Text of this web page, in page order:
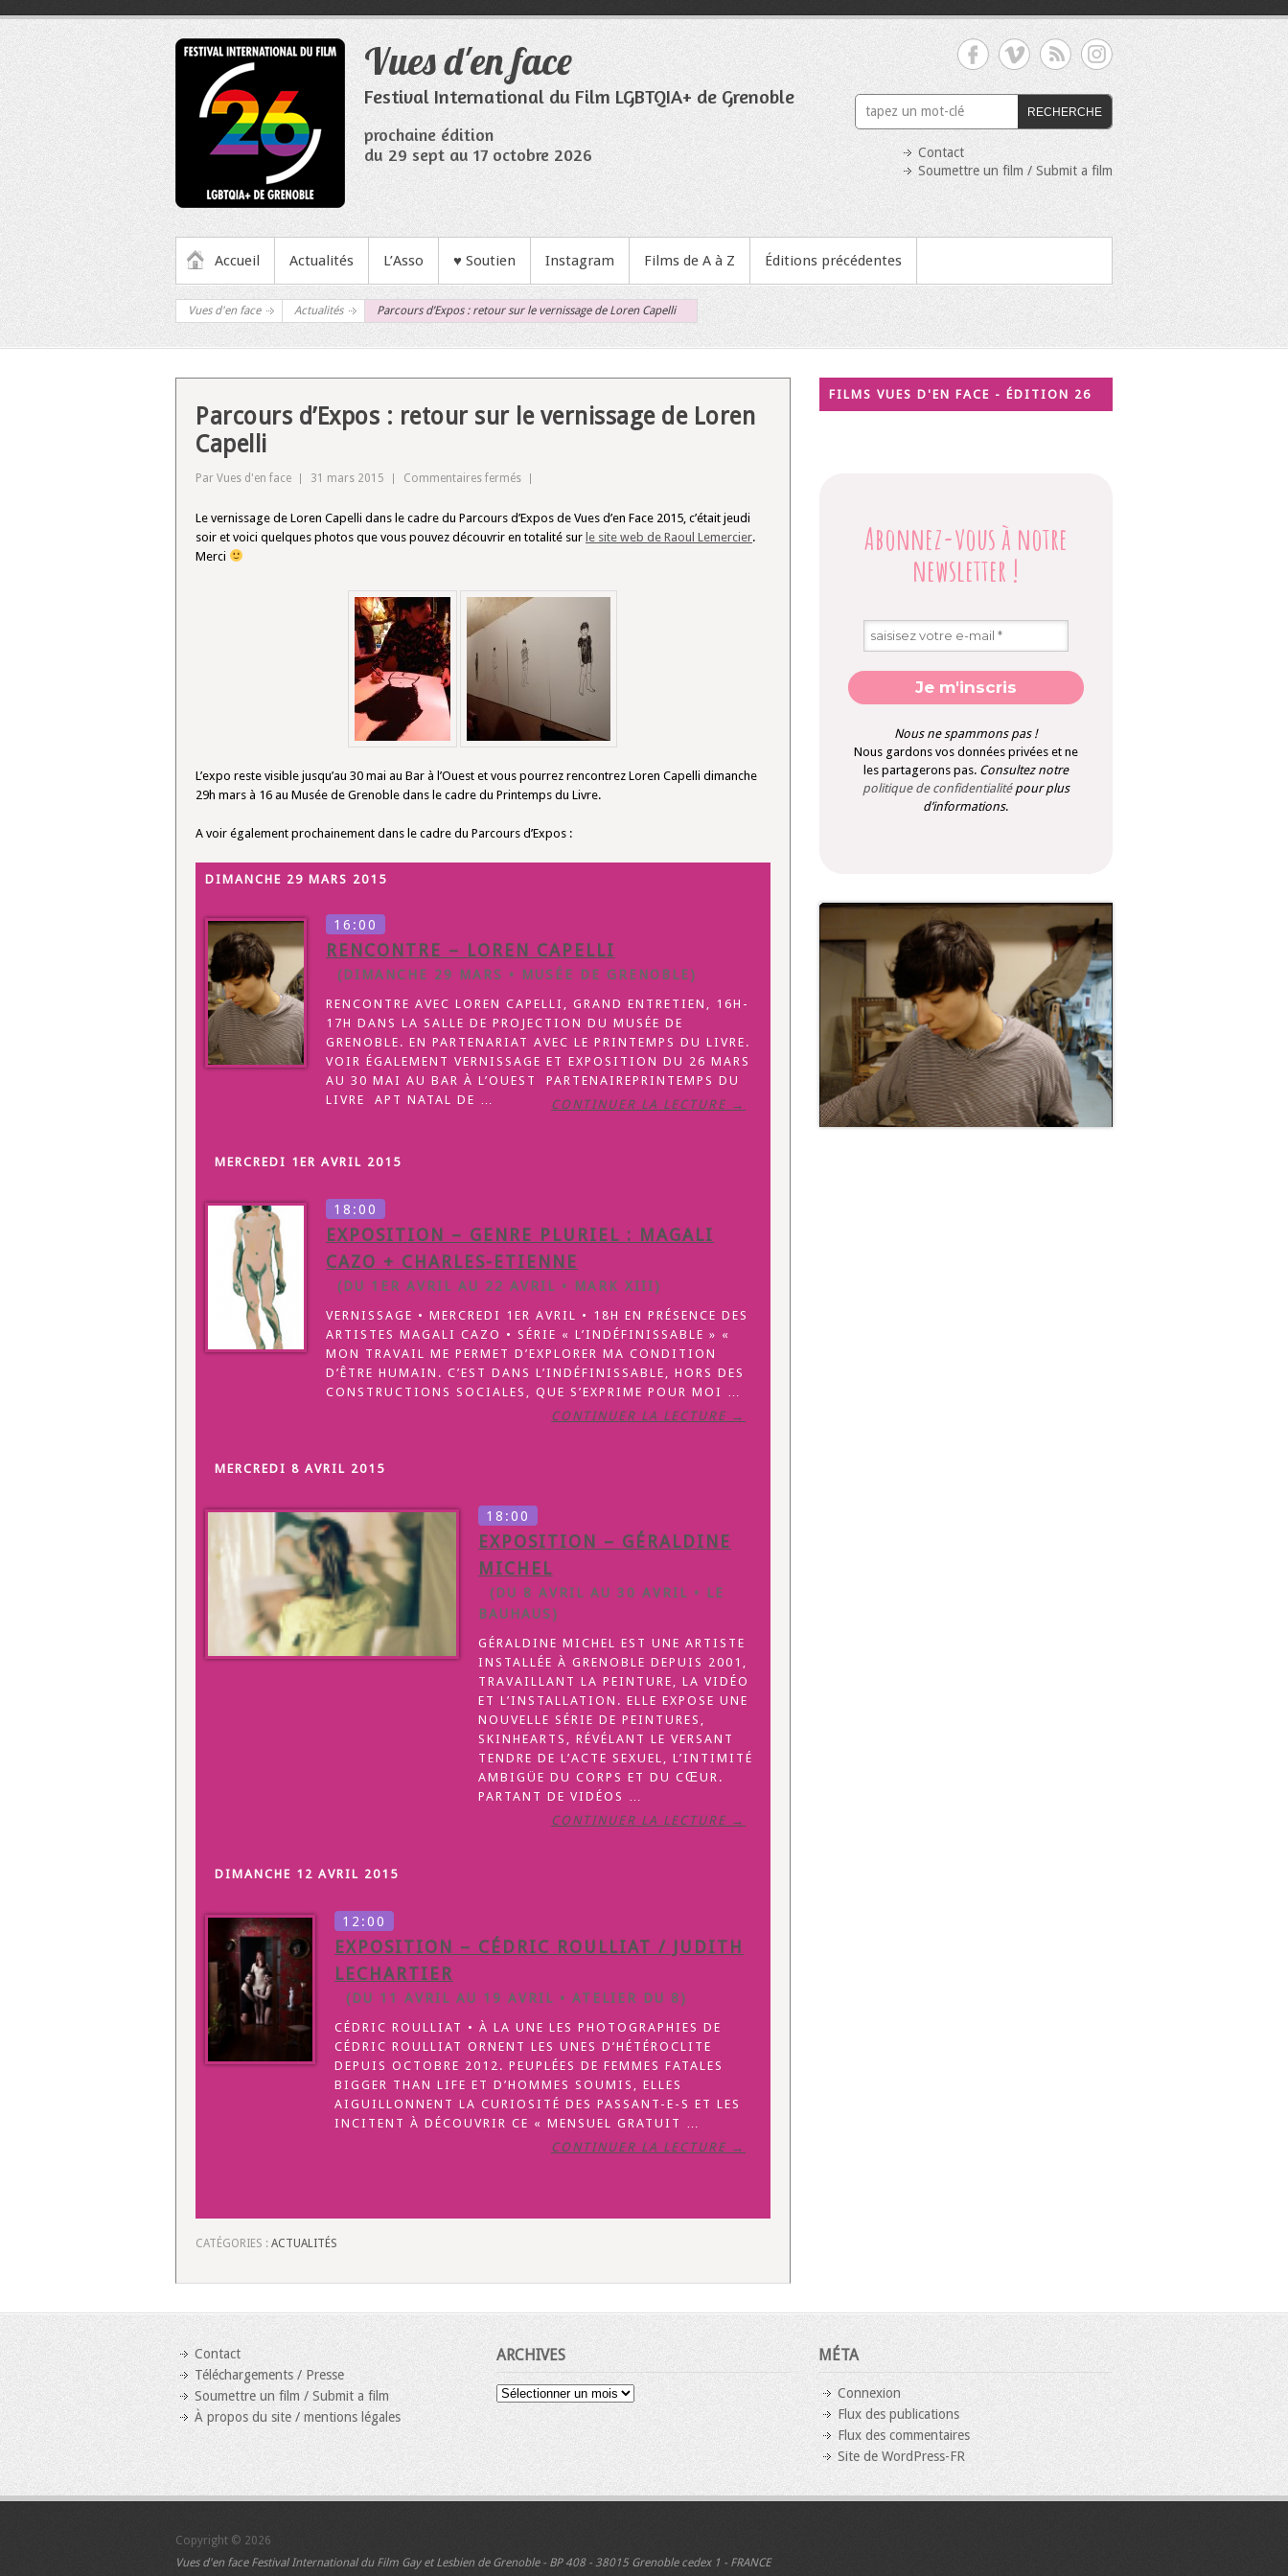
contenu
Vues d'en face
Festival International du Film LGBTQIA+ de Grenoble
prochaine édition
du 29 sept au 17 octobre 2026
RECHERCHE
Contact
Soumettre un film / Submit a film
MENU PRINCIPAL
Accueil Actualités L’Asso ♥ Soutien Instagram Films de A à Z Éditions précédentes
Vues d'en face Actualités Parcours d’Expos : retour sur le vernissage de Loren Capelli
Parcours d’Expos : retour sur le vernissage de Loren
Capelli
Par Vues d'en face 31 mars 2015 Commentaires ferméssur
d’Expos
le
de
Loren
Capelli
Le vernissage de Loren Capelli dans le cadre du Parcours d’Expos de Vues d’en Face 2015, c’était jeudi
soir et voici quelques photos que vous pouvez découvrir en totalité sur le site web de Raoul Lemercier.
Merci
L’expo reste visible jusqu’au 30 mai au Bar à l’Ouest et vous pourrez rencontrez Loren Capelli dimanche
29h mars à 16 au Musée de Grenoble dans le cadre du Printemps du Livre.
A voir également prochainement dans le cadre du Parcours d’Expos :
DIMANCHE 29 MARS 2015
16:00
RENCONTRE – LOREN CAPELLI
(DIMANCHE 29 MARS • MUSÉE DE GRENOBLE)
RENCONTRE AVEC LOREN CAPELLI, GRAND ENTRETIEN, 16H-
17H DANS LA SALLE DE PROJECTION DU MUSÉE DE
GRENOBLE. EN PARTENARIAT AVEC LE PRINTEMPS DU LIVRE.
VOIR ÉGALEMENT VERNISSAGE ET EXPOSITION DU 26 MARS
AU 30 MAI AU BAR À L’OUEST PARTENAIREPRINTEMPS DU
LIVRE APT NATAL DE …
CONTINUER LA LECTURE →
MERCREDI 1ER AVRIL 2015
18:00
EXPOSITION – GENRE PLURIEL : MAGALI
CAZO + CHARLES-ETIENNE
(DU 1ER AVRIL AU 22 AVRIL • MARK XIII)
VERNISSAGE • MERCREDI 1ER AVRIL • 18H EN PRÉSENCE DES
ARTISTES MAGALI CAZO • SÉRIE « L’INDÉFINISSABLE » «
MON TRAVAIL ME PERMET D’EXPLORER MA CONDITION
D’ÊTRE HUMAIN. C’EST DANS L’INDÉFINISSABLE, HORS DES
CONSTRUCTIONS SOCIALES, QUE S’EXPRIME POUR MOI …
CONTINUER LA LECTURE →
MERCREDI 8 AVRIL 2015
18:00
EXPOSITION – GÉRALDINE
MICHEL
(DU 8 AVRIL AU 30 AVRIL • LE
BAUHAUS)
GÉRALDINE MICHEL EST UNE ARTISTE
INSTALLÉE À GRENOBLE DEPUIS 2001,
TRAVAILLANT LA PEINTURE, LA VIDÉO
ET L’INSTALLATION. ELLE EXPOSE UNE
NOUVELLE SÉRIE DE PEINTURES,
SKINHEARTS, RÉVÉLANT LE VERSANT
TENDRE DE L’ACTE SEXUEL, L’INTIMITÉ
AMBIGÜE DU CORPS ET DU CŒUR.
PARTANT DE VIDÉOS …
CONTINUER LA LECTURE →
DIMANCHE 12 AVRIL 2015
12:00
EXPOSITION – CÉDRIC ROULLIAT / JUDITH
LECHARTIER
(DU 11 AVRIL AU 19 AVRIL • ATELIER DU 8)
CÉDRIC ROULLIAT • À LA UNE LES PHOTOGRAPHIES DE
CÉDRIC ROULLIAT ORNENT LES UNES D’HÉTÉROCLITE
DEPUIS OCTOBRE 2012. PEUPLÉES DE FEMMES FATALES
BIGGER THAN LIFE ET D’HOMMES SOUMIS, ELLES
AIGUILLONNENT LA CURIOSITÉ DES PASSANT-E-S ET LES
INCITENT À DÉCOUVRIR CE « MENSUEL GRATUIT …
CONTINUER LA LECTURE →
CATÉGORIES : ACTUALITÉS
FILMS VUES D'EN FACE - ÉDITION 26
Abonnez-vous à notre
newsletter !
Nous ne spammons pas !
Nous gardons vos données privées et ne
les partagerons pas. Consultez notre
politique de confidentialité pour plus
d’informations.
Contact
Téléchargements / Presse
Soumettre un film / Submit a film
À propos du site / mentions légales
ARCHIVES
Archives
MÉTA
Connexion
Flux des publications
Flux des commentaires
Site de WordPress-FR
Copyright © 2026
Vues d'en faceFestival International du Film Gay et Lesbien de Grenoble - BP 408 - 38015 Grenoble cedex 1 - FRANCE